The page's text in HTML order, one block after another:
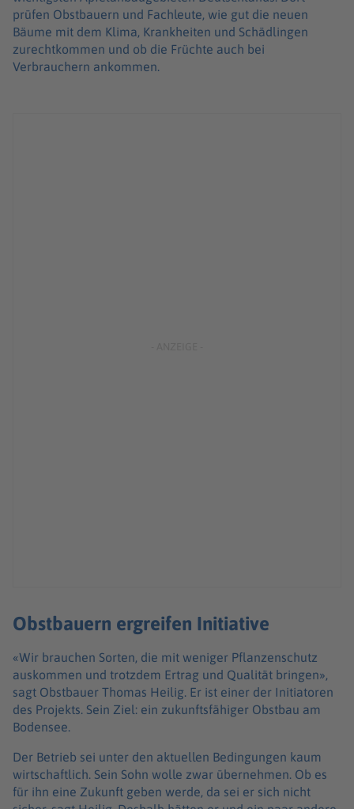
prüfen Obstbauern und Fachleute, wie gut die neuen
Bäume mit dem Klima, Krankheiten und Schädlingen
zurechtkommen und ob die Früchte auch bei
Verbrauchern ankommen.
Obstbauern ergreifen Initiative
«Wir brauchen Sorten, die mit weniger Pflanzenschutz
auskommen und trotzdem Ertrag und Qualität bringen»,
sagt Obstbauer Thomas Heilig. Er ist einer der Initiatoren
des Projekts. Sein Ziel: ein zukunftsfähiger Obstbau am
Bodensee.
Der Betrieb sei unter den aktuellen Bedingungen kaum
wirtschaftlich. Sein Sohn wolle zwar übernehmen. Ob es
für ihn eine Zukunft geben werde, da sei er sich nicht